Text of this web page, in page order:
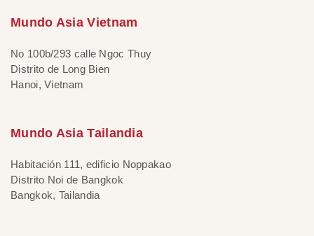
Mundo Asia Vietnam
No 100b/293 calle Ngoc Thuy
Distrito de Long Bien
Hanoi, Vietnam
Mundo Asia Tailandia
Habitación 111, edificio Noppakao
Distrito Noi de Bangkok
Bangkok, Tailandia